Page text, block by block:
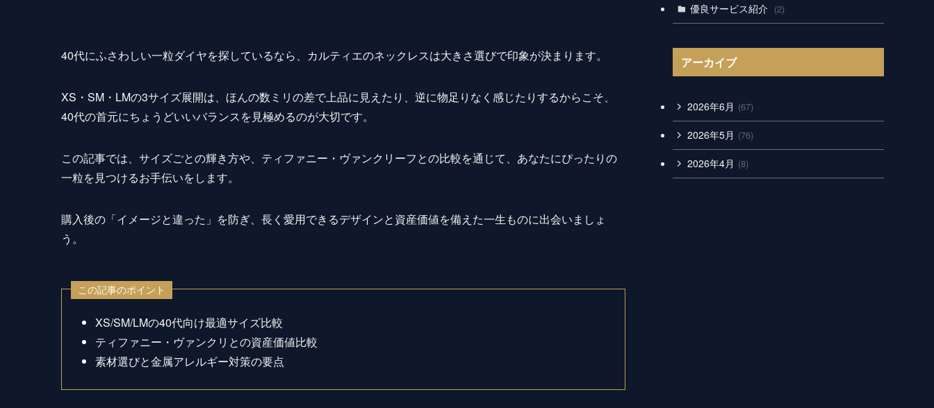
40代にふさわしい一粒ダイヤを探しているなら、カルティエのネックレスは大きさ選びで印象が決まります。
XS・SM・LMの3サイズ展開は、ほんの数ミリの差で上品に見えたり、逆に物足りなく感じたりするからこそ、
40代の首元にちょうどいいバランスを見極めるのが大切です。
この記事では、サイズごとの輝き方や、ティファニー・ヴァンクリーフとの比較を通じて、あなたにぴったりの
一粒を見つけるお手伝いをします。
購入後の「イメージと違った」を防ぎ、長く愛用できるデザインと資産価値を備えた一生ものに出会いましょ
う。
この記事のポイント
XS/SM/LMの40代向け最適サイズ比較
ティファニー・ヴァンクリとの資産価値比較
素材選びと金属アレルギー対策の要点
優良サービス紹介 (2)
アーカイブ
2026年6月 (67)
2026年5月 (76)
2026年4月 (8)